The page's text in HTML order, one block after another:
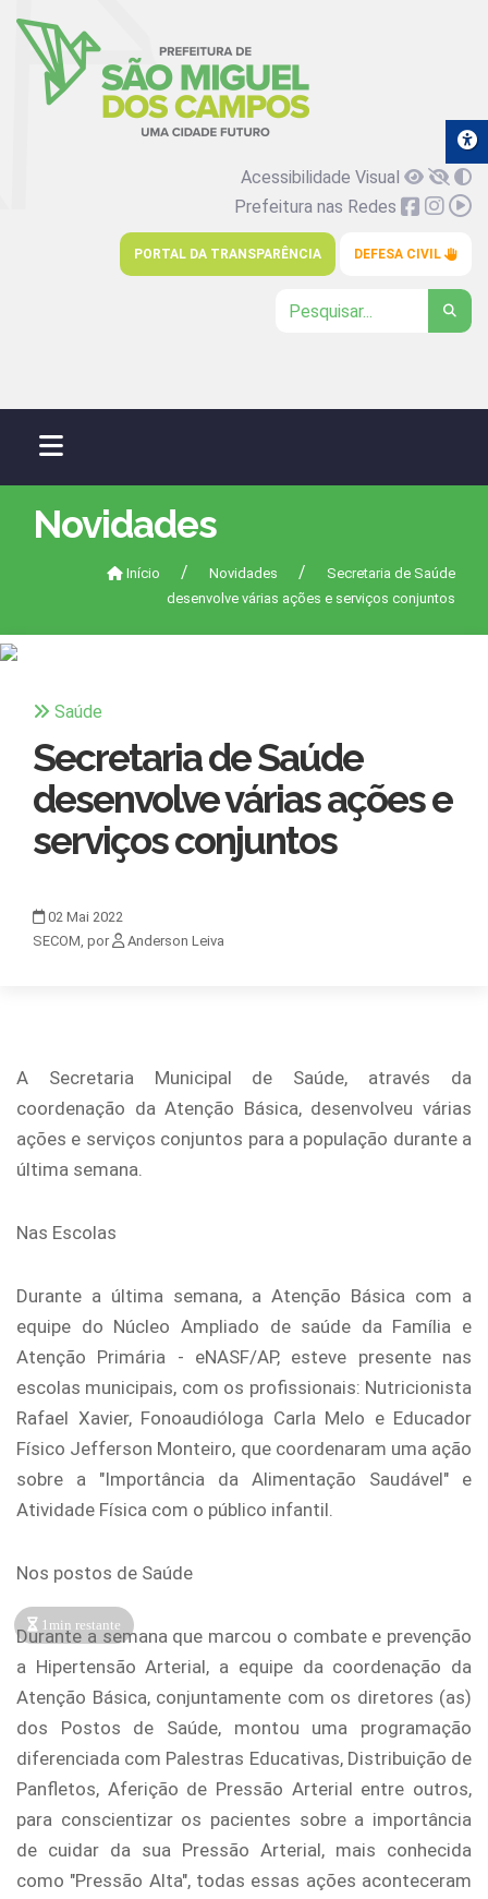
Acessibilidade Visual
Prefeitura nas Redes
PORTAL DA TRANSPARÊNCIA DEFESA CIVIL
1min restante
Novidades
Início Novidades
Secretaria de Saúde
desenvolve várias ações e serviços conjuntos
Saúde
Secretaria de Saúde
desenvolve várias ações e
serviços conjuntos
02 Mai 2022
SECOM, por
Anderson Leiva
A Secretaria Municipal de Saúde, através da
coordenação da Atenção Básica, desenvolveu várias
ações e serviços conjuntos para a população durante a
última semana.
Nas Escolas
Durante a última semana, a Atenção Básica com a
equipe do Núcleo Ampliado de saúde da Família e
Atenção Primária - eNASF/AP, esteve presente nas
escolas municipais, com os profissionais: Nutricionista
Rafael Xavier, Fonoaudióloga Carla Melo e Educador
Físico Jefferson Monteiro, que coordenaram uma ação
sobre a "Importância da Alimentação Saudável" e
Atividade Física com o público infantil.
Nos postos de Saúde
Durante a semana que marcou o combate e prevenção
a Hipertensão Arterial, a equipe da coordenação da
Atenção Básica, conjuntamente com os diretores (as)
dos Postos de Saúde, montou uma programação
diferenciada com Palestras Educativas, Distribuição de
Panfletos, Aferição de Pressão Arterial entre outros,
para conscientizar os pacientes sobre a importância
de cuidar da sua Pressão Arterial, mais conhecida
como "Pressão Alta", todas essas ações aconteceram